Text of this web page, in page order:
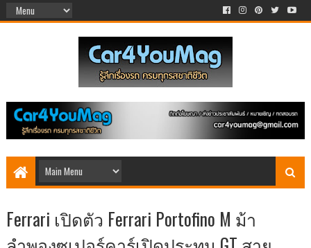
Ferrari เปิดตัว Ferrari Portofino M ม้า